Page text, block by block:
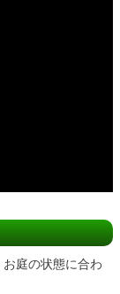
庭の状態に合わ